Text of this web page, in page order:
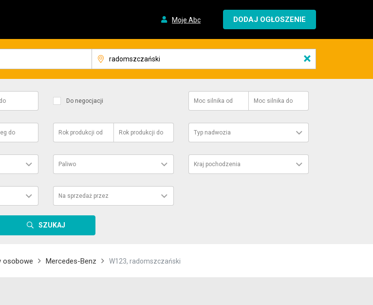
Moje Abc DODAJ OGŁOSZENIE
×
do Do negocjacji Moc silnika od Moc silnika do
do Rok produkcji od Rok produkcji do Typ nadwozia
Paliwo Kraj pochodzenia
Na sprzedaż przez
SZUKAJ
osobowe Mercedes-Benz W123, radomszczański